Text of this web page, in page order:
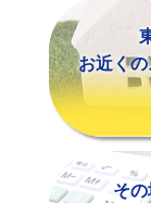
お近く
そ